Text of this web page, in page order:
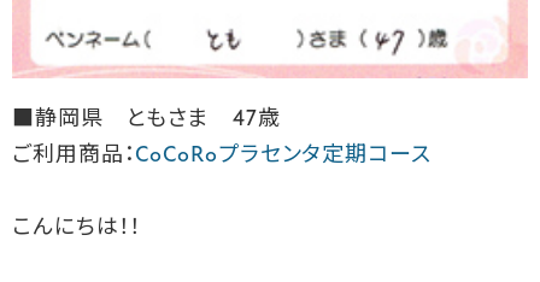
■静岡県 ともさま 47歳
ご利用商品： CoCoRoプラセンタ定期コース
こんにちは！！